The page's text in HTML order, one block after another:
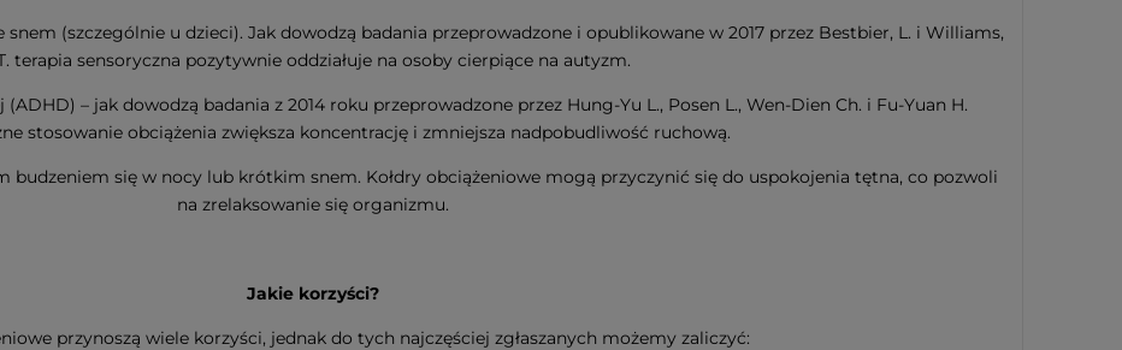
(szczególnie u dzieci). Jak dowodzą badania przeprowadzone i opublikowane w 2017 przez Bestbier, L. i Williams,
terapia sensoryczna pozytywnie oddziałuje na osoby cierpiące na autyzm.
– jak dowodzą badania z 2014 roku przeprowadzone przez Hung-Yu L., Posen L., Wen-Dien Ch. i Fu-Yuan H.
stosowanie obciążenia zwiększa koncentrację i zmniejsza nadpobudliwość ruchową.
budzeniem się w nocy lub krótkim snem. Kołdry obciążeniowe mogą przyczynić się do uspokojenia tętna, co pozwoli
na zrelaksowanie się organizmu.
Jakie korzyści?
przynoszą wiele korzyści, jednak do tych najczęściej zgłaszanych możemy zaliczyć: